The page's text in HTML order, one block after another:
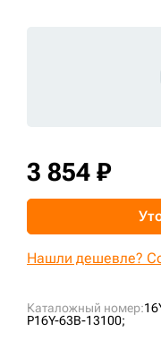
Каталожный номер:
P16Y-63B-13100;
3 854 ₽
Нашли дешевле?
+7 (499) 394-50-